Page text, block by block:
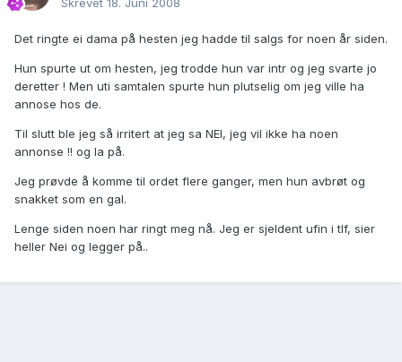
Skrevet 18. Juni 2008
Det ringte ei dama på hesten jeg hadde til salgs for noen år siden.
Hun spurte ut om hesten, jeg trodde hun var intr og jeg svarte jo
deretter ! Men uti samtalen spurte hun plutselig om jeg ville ha
annose hos de.
Til slutt ble jeg så irritert at jeg sa NEI, jeg vil ikke ha noen
annonse !! og la på.
Jeg prøvde å komme til ordet flere ganger, men hun avbrøt og
snakket som en gal.
Lenge siden noen har ringt meg nå. Jeg er sjeldent ufin i tlf, sier
heller Nei og legger på..